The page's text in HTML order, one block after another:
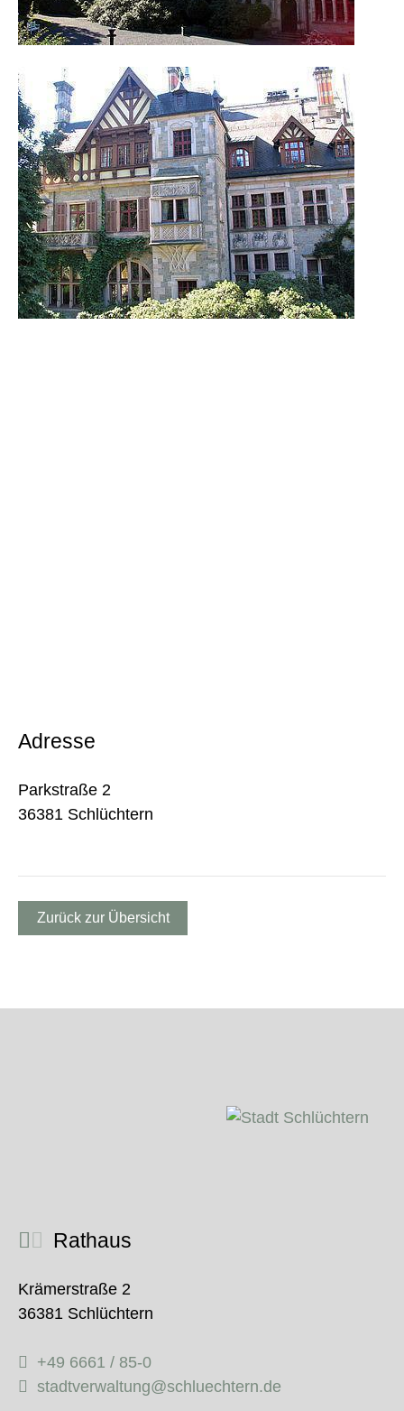
Adresse
Parkstraße 2
36381 Schlüchtern
Zurück zur Übersicht
Rathaus
Krämerstraße 2
36381 Schlüchtern
+49 6661 / 85-0
stadtverwaltung@schluechtern.de